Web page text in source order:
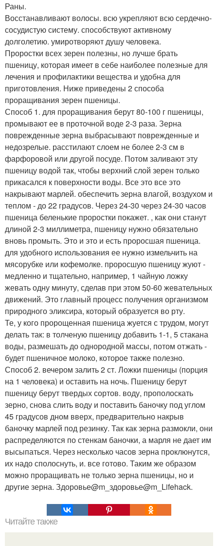
Раны.
Восстанавливают волосы. всю укрепляют всю сердечно-
сосудистую систему. способствуют активному
долголетию. умиротворяют душу человека.
Проростки всех зерен полезны, но лучше брать
пшеницу, которая имеет в себе наиболее полезные для
лечения и профилактики вещества и удобна для
приготовления. Ниже приведены 2 способа
проращивания зерен пшеницы.
Способ 1. для проращивания берут 80-100 г пшеницы,
промывают ее в проточной воде 2-3 раза. Зерна
поврежденные зерна выбрасывают поврежденные и
недозрелые. расстилают слоем не более 2-3 см в
фарфоровой или другой посуде. Потом заливают эту
пшеницу водой так, чтобы верхний слой зерен только
прикасался к поверхности воды. Все это все это
накрывают марлей. обеспечить зерна влагой, воздухом и
теплом - до 22 градусов. Через 24-30 через 24-30 часов
пшеница беленькие проростки покажет. , как они станут
длиной 2-3 миллиметра, пшеницу нужно обязательно
вновь промыть. Это и это и есть проросшая пшеница.
для удобного использования ее нужно измельчить на
мясорубке или кофемолке. проросшую пшеницу жуют -
медленно и тщательно, например, 1 чайную ложку
жевать одну минуту, сделав при этом 50-60 жевательных
движений. Это главный процесс получения организмом
природного эликсира, который образуется во рту.
Те, у кого пророщенная пшеница жуется с трудом, могут
делать так: в толченую пшеницу добавить 1-1, 5 стакана
воды, размешать до однородной массы, потом отжать -
будет пшеничное молоко, которое также полезно.
Способ 2. вечером залить 2 ст. Ложки пшеницы (порция
на 1 человека) и оставить на ночь. Пшеницу берут
пшеницу берут твердых сортов. воду, прополоскать
зерно, снова слить воду и поставить баночку под углом
45 градусов дном вверх, предварительно накрыв
баночку марлей под резинку. Так как зерна размокли, они
распределяются по стенкам баночки, а марля не дает им
высыпаться. Через несколько часов зерна проклюнутся,
их надо сполоснуть, и. все готово. Таким же образом
можно проращивать не только зерна пшеницы, но и
другие зерна. Здоровье@m_здоровье@m_Lifehack.
Читайте также